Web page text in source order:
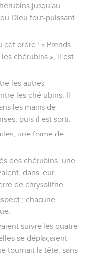
jusqu'au
Dieu tout-puissant
cet ordre : « Prends
chérubins », il est
les autres
les chérubins. Il
les mains de
puis il est sorti.
une forme de
des chérubins, une
dans leur
de chrysolithe.
; chacune
suivre les quatre
se déplaçaient
tournait la tête, sans